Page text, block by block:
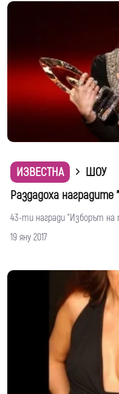
ИЗВЕСТНА
ШОУ
Раздадоха
43-ти награди "Изборът на
19 яну 2017